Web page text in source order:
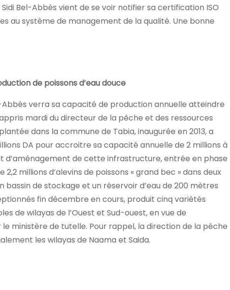
Bel-Abbès vient de se voir notifier sa certification ISO
au système de management de la qualité. Une bonne
de poissons d’eau douce
Abbès verra sa capacité de production annuelle atteindre
mardi du directeur de la pêche et des ressources
dans la commune de Tabia, inaugurée en 2013, a
DA pour accroitre sa capacité annuelle de 2 millions à
d’aménagement de cette infrastructure, entrée en phase
millions d’alevins de poissons « grand bec » dans deux
de stockage et un réservoir d’eau de 200 mètres
fin décembre en cours, produit cinq variétés
de wilayas de l’Ouest et Sud-ouest, en vue de
ministère de tutelle. Pour rappel, la direction de la pêche
les wilayas de Naama et Saida.